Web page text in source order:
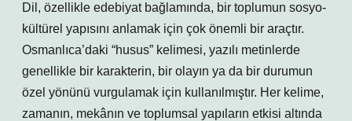
Dil, özellikle edebiyat bağlamında, bir toplumun sosyo-
kültürel yapısını anlamak için çok önemli bir araçtır.
Osmanlıca’daki “husus” kelimesi, yazılı metinlerde
genellikle bir karakterin, bir olayın ya da bir durumun
özel yönünü vurgulamak için kullanılmıştır. Her kelime,
zamanın, mekânın ve toplumsal yapıların etkisi altında